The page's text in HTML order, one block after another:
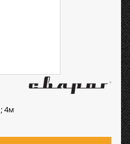
4м